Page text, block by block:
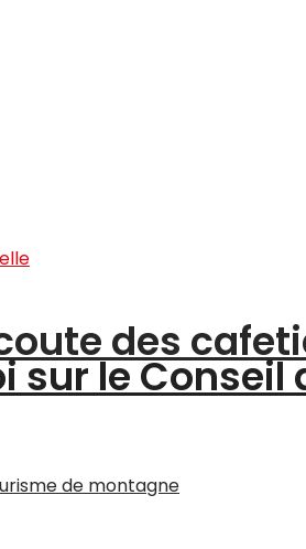
des
sur le Conseil